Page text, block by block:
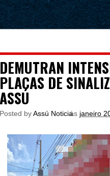
DEMUTRAN
PLACAS DE
ASSÚ
Posted byAssú Noticia
às janeiro